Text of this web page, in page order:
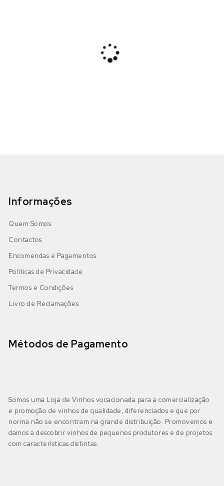
Informações
Quem Somos
Contactos
Encomendas e Pagamentos
Políticas de Privacidade
Termos e Condições
Livro de Reclamações
Métodos de Pagamento
Somos uma Loja de Vinhos vocacionada para a comercialização
e promoção de vinhos de qualidade, diferenciados e que por
norma não se encontram na grande distribuição. Promovemos e
damos a descobrir vinhos de pequenos produtores e de projetos
com características distintas.